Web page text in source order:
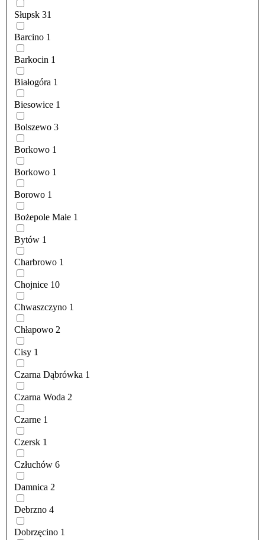
Słupsk 31
Barcino 1
Barkocin 1
Białogóra 1
Biesowice 1
Bolszewo 3
Borkowo 1
Borkowo 1
Borowo 1
Bożepole Małe 1
Bytów 1
Charbrowo 1
Chojnice 10
Chwaszczyno 1
Chłapowo 2
Cisy 1
Czarna Dąbrówka 1
Czarna Woda 2
Czarne 1
Czersk 1
Człuchów 6
Damnica 2
Debrzno 4
Dobrzęcino 1